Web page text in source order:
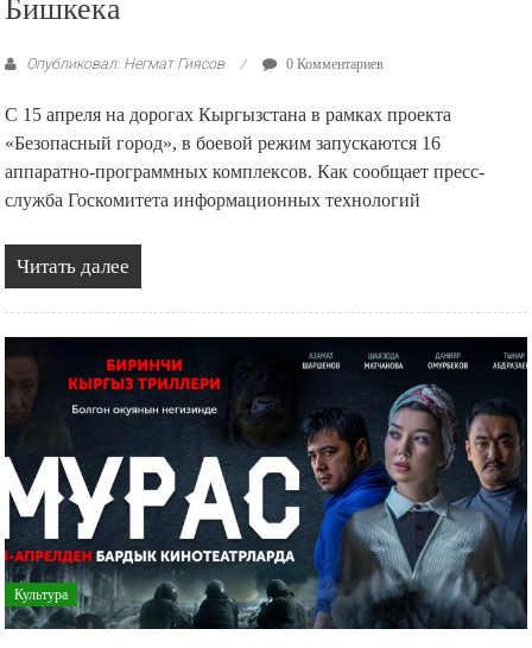
Бишкека
Опубликовал: Негмат Гиясов 0 Комментариев
С 15 апреля на дорогах Кыргызстана в рамках проекта
«Безопасный город», в боевой режим запускаются 16
аппаратно-программных комплексов. Как сообщает пресс-
служба Госкомитета информационных технологий
Читать далее
Культура